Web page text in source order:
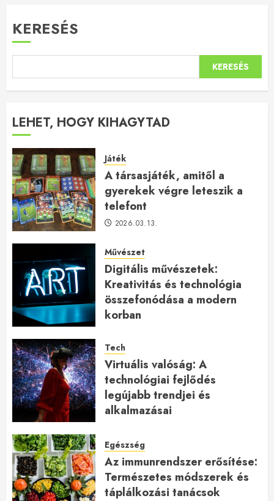
KERESÉS
KERESÉS
LEHET, HOGY KIHAGYTAD
Játék
A társasjáték, amitől a
gyerekek végre leteszik a
telefont
2026.03.13.
Művészet
Digitális művészetek:
Kreativitás és technológia
összefonódása a modern
korban
Tech
Virtuális valóság: A
technológiai fejlődés
legújabb trendjei és
alkalmazásai
Egészség
Az immunrendszer erősítése:
Természetes módszerek és
táplálkozási tanácsok